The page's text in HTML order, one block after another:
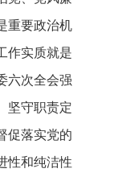
重要政治机
作实质就是
六次全会强
坚守职责定
促落实党的
性和纯洁性